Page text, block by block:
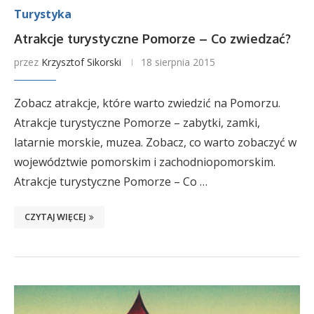
Turystyka
Atrakcje turystyczne Pomorze – Co zwiedzać?
przez Krzysztof Sikorski 18 sierpnia 2015
Zobacz atrakcje, które warto zwiedzić na Pomorzu.
Atrakcje turystyczne Pomorze – zabytki, zamki,
latarnie morskie, muzea. Zobacz, co warto zobaczyć w
województwie pomorskim i zachodniopomorskim.
Atrakcje turystyczne Pomorze – Co …
CZYTAJ WIĘCEJ